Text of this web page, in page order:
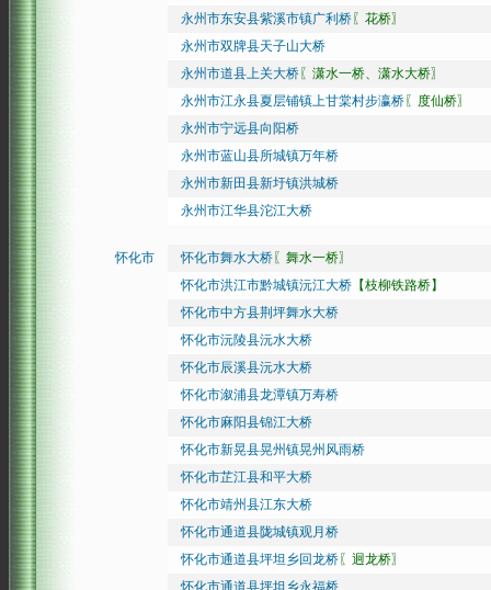
永州市东安县紫溪市镇广利桥 〖花桥〗
永州市双牌县天子山大桥
永州市道县上关大桥 〖潇水一桥、潇水大桥〗
永州市江永县夏层铺镇上甘棠村步瀛桥 〖度仙桥〗
永州市宁远县向阳桥
永州市蓝山县所城镇万年桥
永州市新田县新圩镇洪城桥
永州市江华县沱江大桥
怀化市 怀化市舞水大桥 〖舞水一桥〗
怀化市洪江市黔城镇沅江大桥 【枝柳铁路桥】
怀化市中方县荆坪舞水大桥
怀化市沅陵县沅水大桥
怀化市辰溪县沅水大桥
怀化市溆浦县龙潭镇万寿桥
怀化市麻阳县锦江大桥
怀化市新晃县晃州镇晃州风雨桥
怀化市芷江县和平大桥
怀化市靖州县江东大桥
怀化市通道县陇城镇观月桥
怀化市通道县坪坦乡回龙桥 〖迥龙桥〗
怀化市通道县坪坦乡永福桥